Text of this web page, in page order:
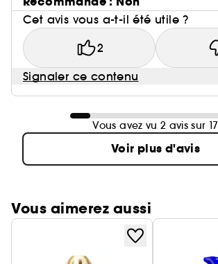
Cet avis vous a-t-il été utile ?
2
Signaler ce contenu
Vous avez vu 2 avis sur 17
Voir plus d'avis
Vous aimerez aussi